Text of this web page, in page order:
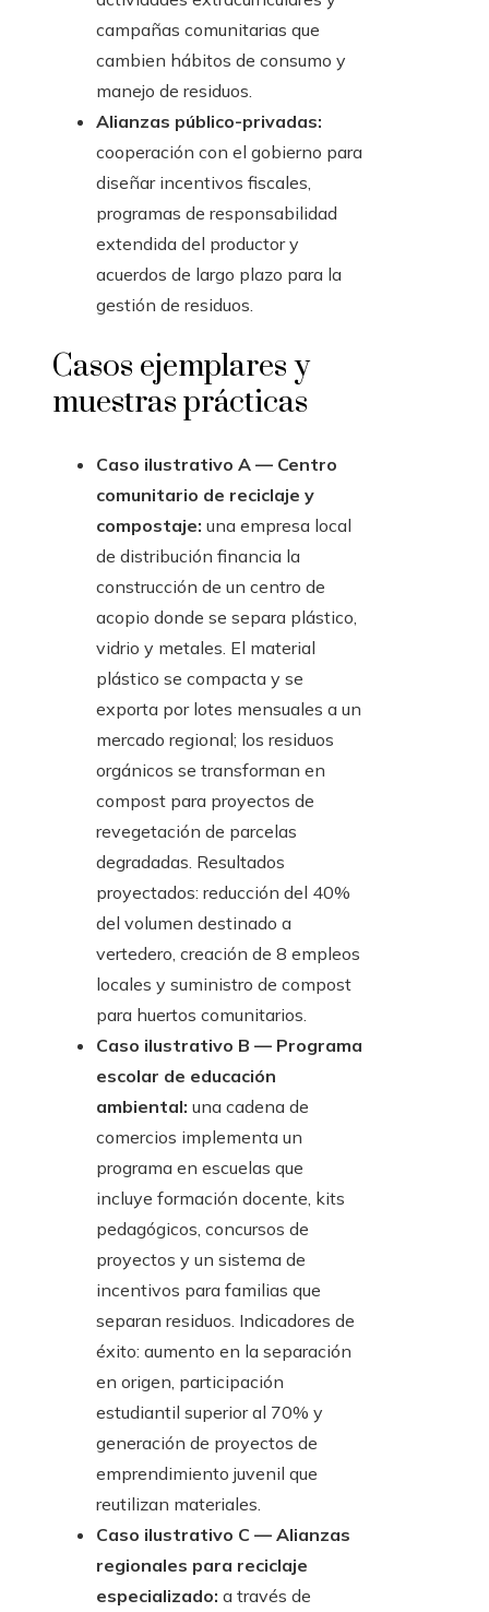
campañas comunitarias que
cambien hábitos de consumo y
manejo de residuos.
Alianzas público-privadas:
cooperación con el gobierno para
diseñar incentivos fiscales,
programas de responsabilidad
extendida del productor y
acuerdos de largo plazo para la
gestión de residuos.
Casos ejemplares y
muestras prácticas
Caso ilustrativo A — Centro
comunitario de reciclaje y
compostaje: una empresa local
de distribución financia la
construcción de un centro de
acopio donde se separa plástico,
vidrio y metales. El material
plástico se compacta y se
exporta por lotes mensuales a un
mercado regional; los residuos
orgánicos se transforman en
compost para proyectos de
revegetación de parcelas
degradadas. Resultados
proyectados: reducción del 40%
del volumen destinado a
vertedero, creación de 8 empleos
locales y suministro de compost
para huertos comunitarios.
Caso ilustrativo B — Programa
escolar de educación
ambiental: una cadena de
comercios implementa un
programa en escuelas que
incluye formación docente, kits
pedagógicos, concursos de
proyectos y un sistema de
incentivos para familias que
separan residuos. Indicadores de
éxito: aumento en la separación
en origen, participación
estudiantil superior al 70% y
generación de proyectos de
emprendimiento juvenil que
reutilizan materiales.
Caso ilustrativo C — Alianzas
regionales para reciclaje
especializado: a través de